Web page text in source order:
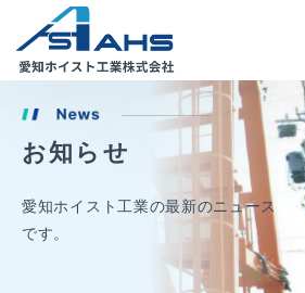
お知らせ
愛知ホイスト工業の最新のニュース
です。